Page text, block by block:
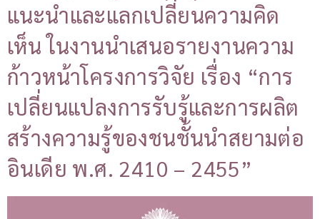
แนะนำและแลกเปลี่ยนความคิด
เห็น ในงานนำเสนอรายงานความ
ก้าวหน้าโครงการวิจัย เรื่อง “การ
เปลี่ยนแปลงการรับรู้และการผลิต
สร้างความรู้ของชนชั้นนำสยามต่อ
อินเดีย พ.ศ. 2410 – 2455”